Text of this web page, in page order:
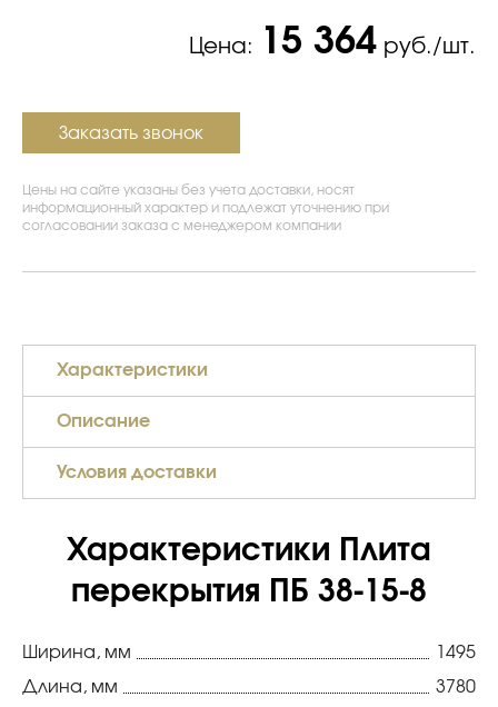
Цена: 15 364 руб./шт.
Заказать звонок
Цены на сайте указаны без учета доставки, носят
информационный характер и подлежат уточнению при
согласовании заказа с менеджером компании
Характеристики
Описание
Условия доставки
Характеристики Плита
перекрытия ПБ 38-15-8
Ширина, мм
1495
Длина, мм
3780